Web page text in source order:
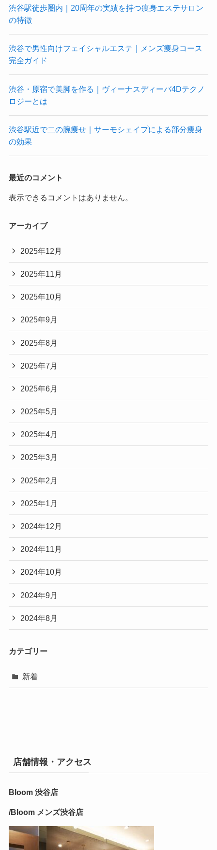
渋谷駅徒歩圏内｜20周年の実績を持つ痩身エステサロン
の特徴
渋谷で男性向けフェイシャルエステ｜メンズ痩身コース
完全ガイド
渋谷・原宿で美脚を作る｜ヴィーナスディーバ4Dテクノ
ロジーとは
渋谷駅近で二の腕痩せ｜サーモシェイプによる部分痩身
の効果
最近のコメント
表示できるコメントはありません。
アーカイブ
2025年12月
2025年11月
2025年10月
2025年9月
2025年8月
2025年7月
2025年6月
2025年5月
2025年4月
2025年3月
2025年2月
2025年1月
2024年12月
2024年11月
2024年10月
2024年9月
2024年8月
カテゴリー
新着
店舗情報・アクセス
Bloom 渋谷店
/Bloom メンズ渋谷店